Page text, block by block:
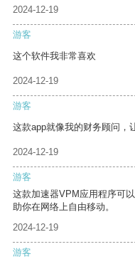
2024-12-19
游客
这个软件我非常喜欢
2024-12-19
游客
这款app就像我的财务顾问，
2024-12-19
游客
这款加速器VPM应用程序可
助你在网络上自由移动。
2024-12-19
游客